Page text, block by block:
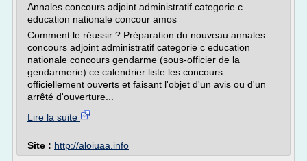
Annales concours adjoint administratif categorie c
education nationale concour amos
Comment le réussir ? Préparation du nouveau annales
concours adjoint administratif categorie c education
nationale concours gendarme (sous-officier de la
gendarmerie) ce calendrier liste les concours
officiellement ouverts et faisant l'objet d'un avis ou d'un
arrêté d'ouverture...
Lire la suite
Site : http://aloiuaa.info